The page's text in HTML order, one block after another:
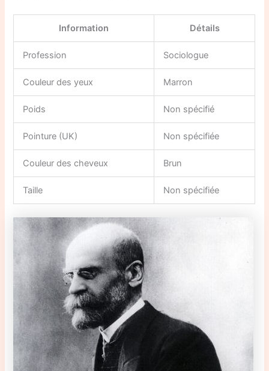
Information Détails
Profession Sociologue
Couleur des yeux Marron
Poids Non spécifié
Pointure (UK) Non spécifiée
Couleur des cheveux Brun
Taille Non spécifiée